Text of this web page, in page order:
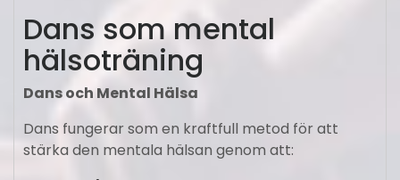
Dans som mental
hälsoträning
Dans och Mental Hälsa
Dans fungerar som en kraftfull metod för att
stärka den mentala hälsan genom att: